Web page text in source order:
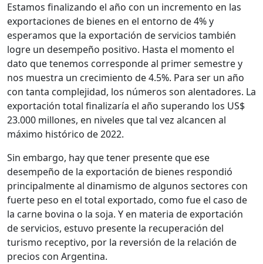
Estamos finalizando el año con un incremento en las
exportaciones de bienes en el entorno de 4% y
esperamos que la exportación de servicios también
logre un desempeño positivo. Hasta el momento el
dato que tenemos corresponde al primer semestre y
nos muestra un crecimiento de 4.5%. Para ser un año
con tanta complejidad, los números son alentadores. La
exportación total finalizaría el año superando los US$
23.000 millones, en niveles que tal vez alcancen al
máximo histórico de 2022.
Sin embargo, hay que tener presente que ese
desempeño de la exportación de bienes respondió
principalmente al dinamismo de algunos sectores con
fuerte peso en el total exportado, como fue el caso de
la carne bovina o la soja. Y en materia de exportación
de servicios, estuvo presente la recuperación del
turismo receptivo, por la reversión de la relación de
precios con Argentina.